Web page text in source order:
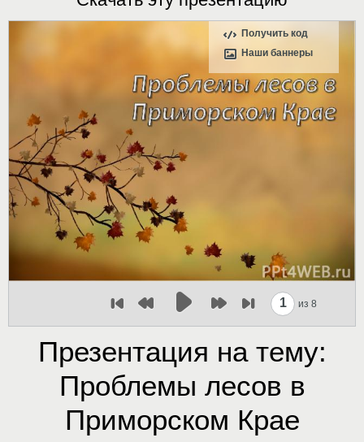
Получить код
Наши баннеры
1 из 8
Презентация на тему:
Проблемы лесов в
Приморском Крае